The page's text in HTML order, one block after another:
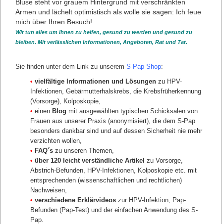
DerÜberblick über die Pap-Gruppensoll Ihnen helfen, Ihr
Untersuchungsergebnis besser einschätzen zu können.
PAP-DIAGNOSEN
Unauffällige Befunde
Auffällige Befunde
zurück
Wir tun alles um Ihnen zu helfen, gesund zu werden und gesund zu
bleiben. Mit verlässlichen Informationen, Angeboten, Rat und Tat.
Sie finden unter dem Link zu unserem S-Pap Shop:
• vielfältige Informationen und Lösungen zu HPV-
Infektionen, Gebärmutterhalskrebs, die Krebsfrüherkennung
(Vorsorge), Kolposkopie,
• einen Blog mit ausgewählten typischen Schicksalen von
Frauen aus unserer Praxis (anonymisiert), die dem S-Pap
besonders dankbar sind und auf dessen Sicherheit nie mehr
verzichten wollen,
• FAQ´s zu unseren Themen,
• über 120 leicht verständliche Artikel zu Vorsorge,
Abstrich-Befunden, HPV-Infektionen, Kolposkopie etc. mit
entsprechenden (wissenschaftlichen und rechtlichen)
Nachweisen,
• verschiedene Erklärvideos zur HPV-Infektion, Pap-
Befunden (Pap-Test) und der einfachen Anwendung des S-
Pap.